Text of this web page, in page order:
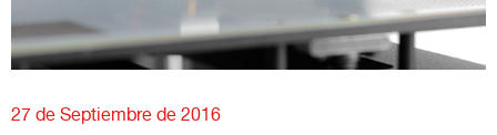
27 de Septiembre de 2016